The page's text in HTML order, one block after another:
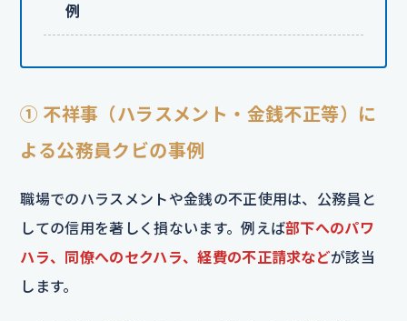
例
① 不祥事（ハラスメント・金銭不正等）に
よる公務員クビの事例
職場でのハラスメントや金銭の不正使用は、公務員と
しての信用を著しく損ないます。例えば部下へのパワ
ハラ、同僚へのセクハラ、経費の不正請求などが該当
します。